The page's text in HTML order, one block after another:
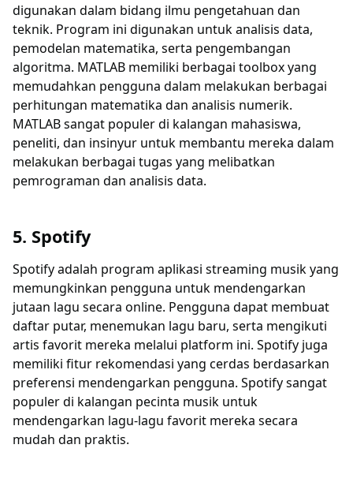
digunakan dalam bidang ilmu pengetahuan dan
teknik. Program ini digunakan untuk analisis data,
pemodelan matematika, serta pengembangan
algoritma. MATLAB memiliki berbagai toolbox yang
memudahkan pengguna dalam melakukan berbagai
perhitungan matematika dan analisis numerik.
MATLAB sangat populer di kalangan mahasiswa,
peneliti, dan insinyur untuk membantu mereka dalam
melakukan berbagai tugas yang melibatkan
pemrograman dan analisis data.
5. Spotify
Spotify adalah program aplikasi streaming musik yang
memungkinkan pengguna untuk mendengarkan
jutaan lagu secara online. Pengguna dapat membuat
daftar putar, menemukan lagu baru, serta mengikuti
artis favorit mereka melalui platform ini. Spotify juga
memiliki fitur rekomendasi yang cerdas berdasarkan
preferensi mendengarkan pengguna. Spotify sangat
populer di kalangan pecinta musik untuk
mendengarkan lagu-lagu favorit mereka secara
mudah dan praktis.